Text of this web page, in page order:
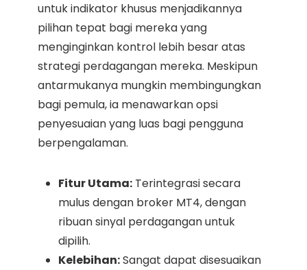
untuk indikator khusus menjadikannya
pilihan tepat bagi mereka yang
menginginkan kontrol lebih besar atas
strategi perdagangan mereka. Meskipun
antarmukanya mungkin membingungkan
bagi pemula, ia menawarkan opsi
penyesuaian yang luas bagi pengguna
berpengalaman.
Fitur Utama: Terintegrasi secara
mulus dengan broker MT4, dengan
ribuan sinyal perdagangan untuk
dipilih.
Kelebihan:Sangat dapat disesuaikan